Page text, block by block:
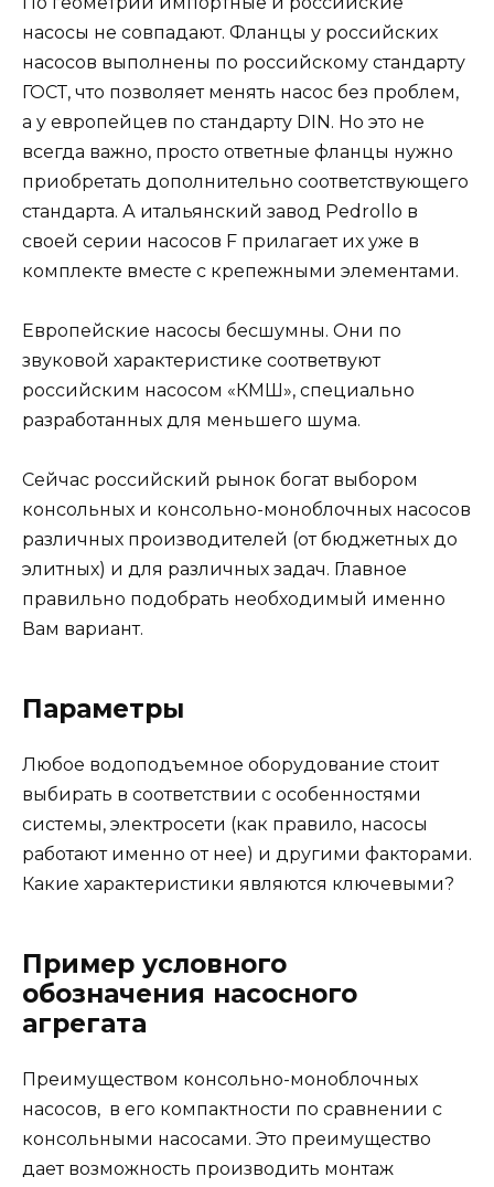
насосы не совпадают. Фланцы у российских
насосов выполнены по российскому стандарту
ГОСТ, что позволяет менять насос без проблем,
а у европейцев по стандарту DIN. Но это не
всегда важно, просто ответные фланцы нужно
приобретать дополнительно соответствующего
стандарта. А итальянский завод Pedrollo в
своей серии насосов F прилагает их уже в
комплекте вместе с крепежными элементами.
Европейские насосы бесшумны. Они по
звуковой характеристике соответвуют
российским насосом «КМШ», специально
разработанных для меньшего шума.
Сейчас российский рынок богат выбором
консольных и консольно-моноблочных насосов
различных производителей (от бюджетных до
элитных) и для различных задач. Главное
правильно подобрать необходимый именно
Вам вариант.
Параметры
Любое водоподъемное оборудование стоит
выбирать в соответствии с особенностями
системы, электросети (как правило, насосы
работают именно от нее) и другими факторами.
Какие характеристики являются ключевыми?
Пример условного
обозначения насосного
агрегата
Преимуществом консольно-моноблочных
насосов, в его компактности по сравнении с
консольными насосами. Это преимущество
дает возможность производить монтаж